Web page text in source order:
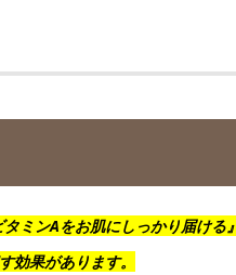
タミンAをお肌にしっかり届ける』
効果があります。